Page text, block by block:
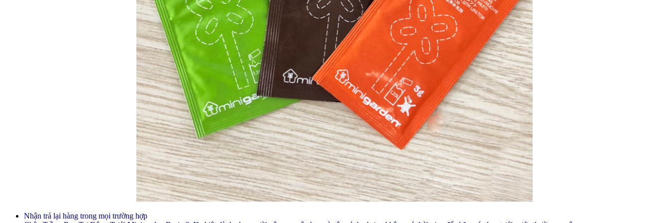
Nhận trả lại hàng trong mọi trường hợp